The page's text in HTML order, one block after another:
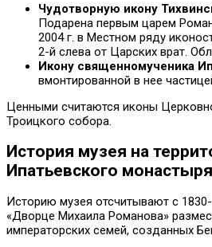
Чудотворную икону
Подарена первым царем
2004 г. в Местном ряду
2-й слева от Царских врат.
Икону священномученика
вмонтированной в нее
Ценными считаются иконы
Троицкого собора.
История музея на
Ипатьевского монастыря
Историю музея отсчитывают с
«Дворце Михаила Романова»
императорских семей, созданных